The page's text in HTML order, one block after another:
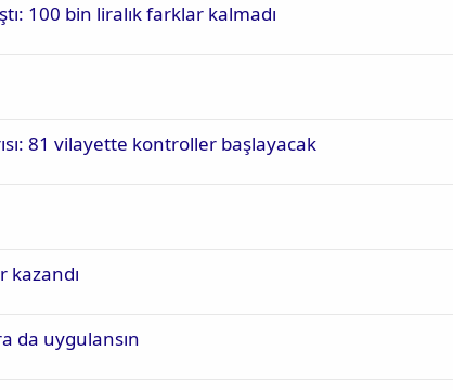
100 bin liralık farklar kalmadı
81 vilayette kontroller başlayacak
kazandı
da uygulansın